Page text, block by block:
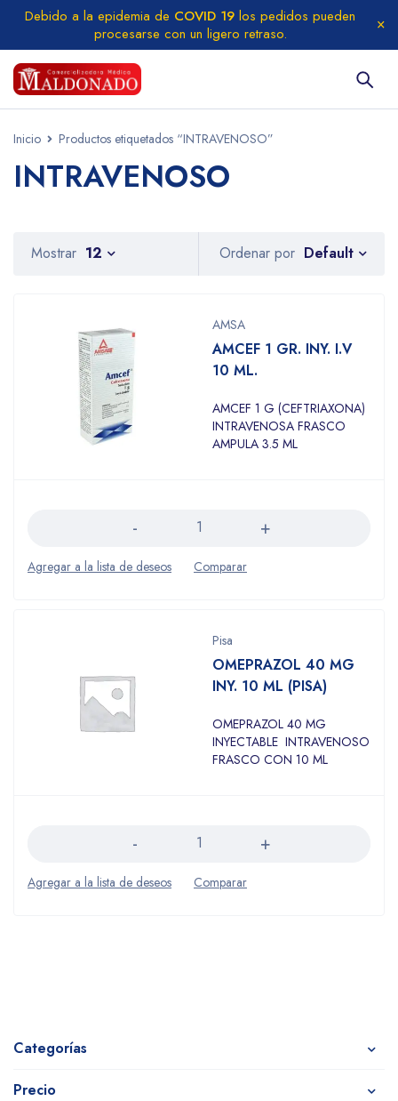
Debido a la epidemia de COVID 19 los pedidos pueden
procesarse con un ligero retraso.
Inicio Productos etiquetados “INTRAVENOSO”
INTRAVENOSO
Categorías
Precio
Ordenar por Default
Mostrar 12
AMSA
AMCEF 1 GR. INY. I.V
10 ML.
AMCEF 1 G (CEFTRIAXONA)
INTRAVENOSA FRASCO
AMPULA 3.5 ML
Pisa
OMEPRAZOL 40 MG
INY. 10 ML (PISA)
OMEPRAZOL 40 MG
INYECTABLE INTRAVENOSO
FRASCO CON 10 ML